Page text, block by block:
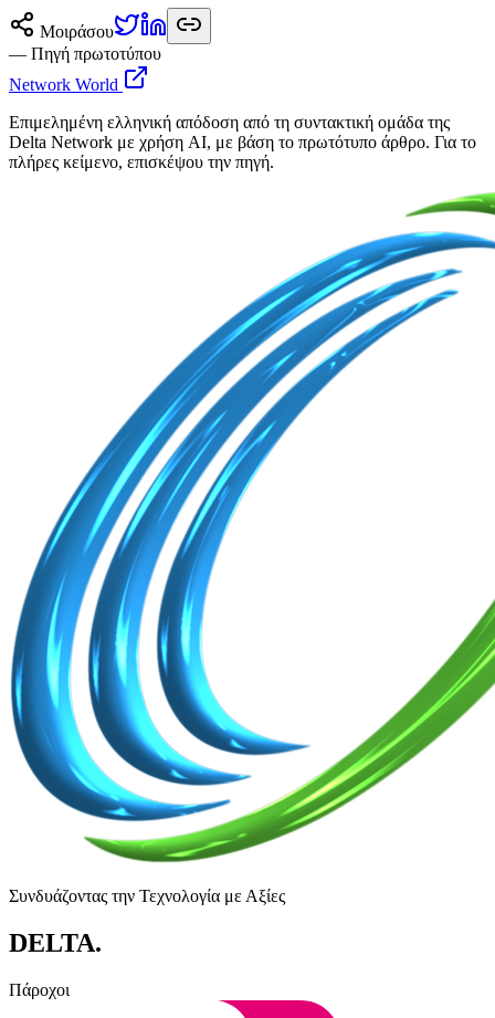
Μοιράσου
— Πηγή πρωτοτύπου
Network World
Επιμελημένη ελληνική απόδοση από τη συντακτική ομάδα της
Delta Network με χρήση AI, με βάση το πρωτότυπο άρθρο. Για το
πλήρες κείμενο, επισκέψου την πηγή.
Συνδυάζοντας την Τεχνολογία με Αξίες
DELTA.
Πάροχοι